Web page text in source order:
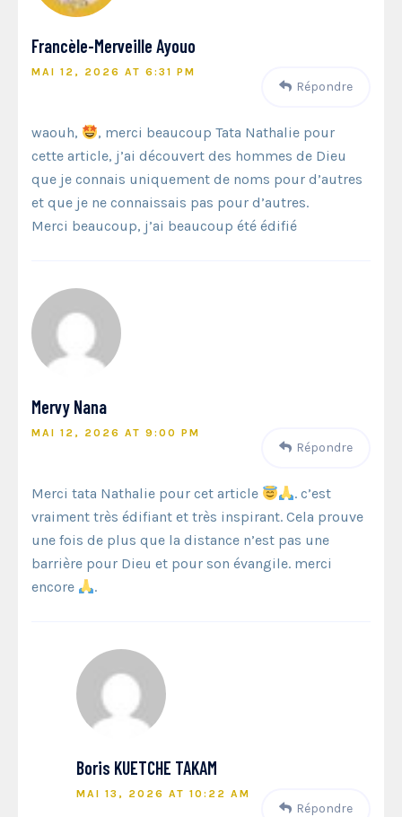
Francèle-Merveille Ayouo
MAI 12, 2026 AT 6:31 PM
Répondre
waouh,
, merci beaucoup Tata Nathalie pour
cette article, j’ai découvert des hommes de Dieu
que je connais uniquement de noms pour d’autres
et que je ne connaissais pas pour d’autres.
Merci beaucoup, j’ai beaucoup été édifié
Mervy Nana
MAI 12, 2026 AT 9:00 PM
Répondre
Merci tata Nathalie pour cet article
. c’est
vraiment très édifiant et très inspirant. Cela prouve
une fois de plus que la distance n’est pas une
barrière pour Dieu et pour son évangile. merci
encore
.
Boris KUETCHE TAKAM
MAI 13, 2026 AT 10:22 AM
Répondre